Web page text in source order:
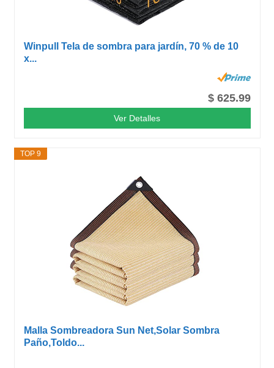
Winpull Tela de sombra para jardín, 70 % de 10
x...
$ 625.99
Ver Detalles
TOP 9
Malla Sombreadora Sun Net,Solar Sombra
Paño,Toldo...